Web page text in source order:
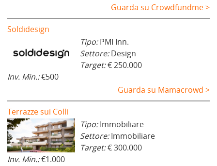
Guarda su Crowdfundme >
Soldidesign
Tipo:PMI Inn.
Settore:Design
Target:€ 250.000
Inv. Min.:€500
Guarda su Mamacrowd >
Terrazze sui Colli
Tipo:Immobiliare
Settore:Immobiliare
Target:€ 300.000
Inv. Min.:€1.000